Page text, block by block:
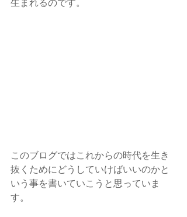
生まれるのです。
このブログではこれからの時代を生き
抜くためにどうしていけばいいのかと
いう事を書いていこうと思っていま
す。